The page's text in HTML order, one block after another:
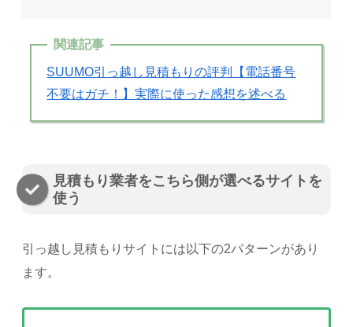
関連記事
SUUMO引っ越し見積もりの評判【電話番号
不要はガチ！】実際に使った感想を述べる
見積もり業者をこちら側が選べるサイトを
使う
引っ越し見積もりサイトには以下の2パターンがあり
ます。